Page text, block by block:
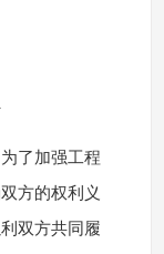
了加强工程
方的权利义
双方共同履